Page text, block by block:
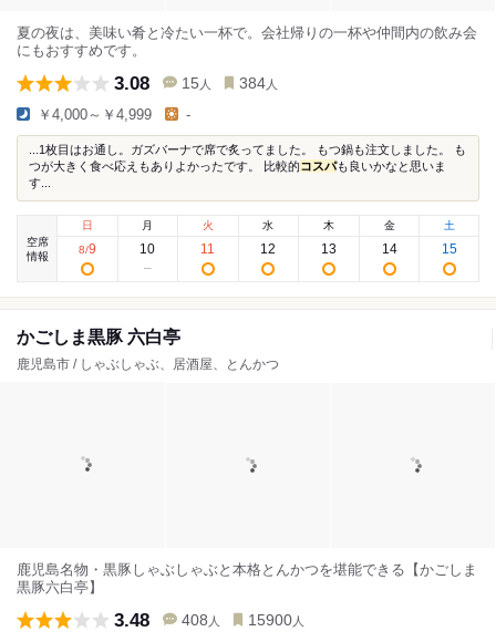
夏の夜は、美味い肴と冷たい一杯で。会社帰りの一杯や仲間内の飲み会
にもおすすめです。
3.08 15 人 384 人
￥4,000～￥4,999 -
...1枚目はお通し。ガズバーナで席で炙ってました。 もつ鍋も注文しました。 も
つが大きく食べ応えもありよかったです。 比較的コスパも良いかなと思いま
す...
空席
情報
日
8/9
月
10
火
11
水
12
木
13
金
14
土
15
かごしま黒豚 六白亭
鹿児島市 / しゃぶしゃぶ、居酒屋、とんかつ
鹿児島名物・黒豚しゃぶしゃぶと本格とんかつを堪能できる【かごしま
黒豚六白亭】
3.48 408 人 15900 人